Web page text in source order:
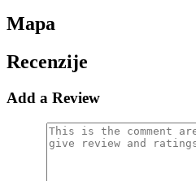
Mapa
Recenzije
Add a Review